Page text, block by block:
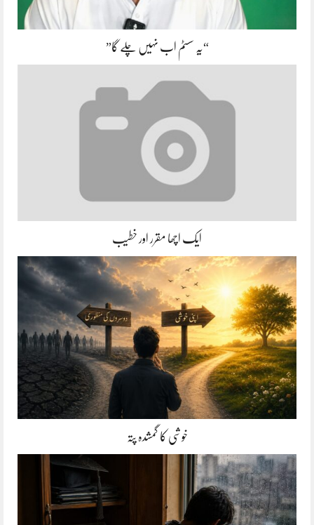
“یہ سسٹم اب نہیں چلے گا”
ایک اچھا مقرر اور خطیب
خوشی کا گمشدہ پتہ